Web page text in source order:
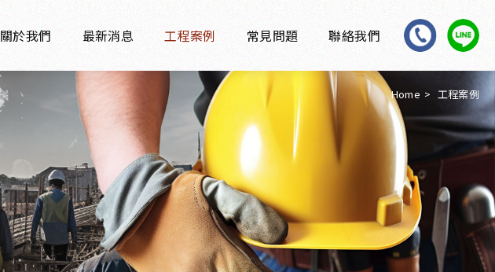
關於我們 最新消息 工程案例 常見問題 聯絡我們
Home 工程案例